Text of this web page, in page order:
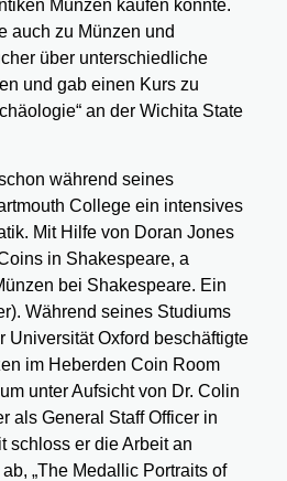
Münzen kaufen konnte.
auch zu Münzen und
über unterschiedliche
und gab einen Kurs zu
an der Wichita State
während seines
College ein intensives
Mit Hilfe von Doran Jones
in Shakespeare, a
bei Shakespeare. Ein
Während seines Studiums
Universität Oxford beschäftigte
im Heberden Coin Room
unter Aufsicht von Dr. Colin
als General Staff Officer in
schloss er die Arbeit an
„The Medallic Portraits of